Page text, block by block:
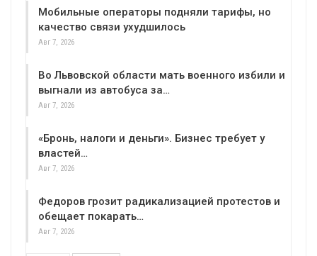
Мобильные операторы подняли тарифы, но
качество связи ухудшилось
Авг 7, 2026
Во Львовской области мать военного избили и
выгнали из автобуса за…
Авг 7, 2026
«Бронь, налоги и деньги». Бизнес требует у
властей…
Авг 7, 2026
Федоров грозит радикализацией протестов и
обещает покарать…
Авг 7, 2026